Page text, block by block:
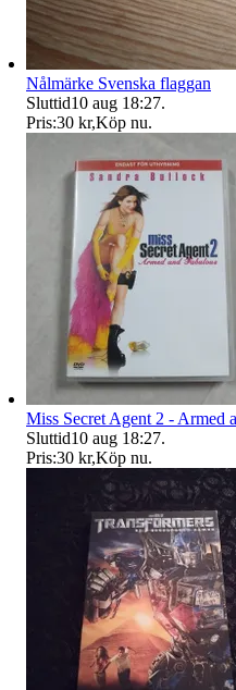
Nålmärke Svenska flaggan
Sluttid10 aug 18:27.
Pris:30 kr,Köp nu.
Miss Secret Agent 2 - Armed
Sluttid10 aug 18:27.
Pris:30 kr,Köp nu.